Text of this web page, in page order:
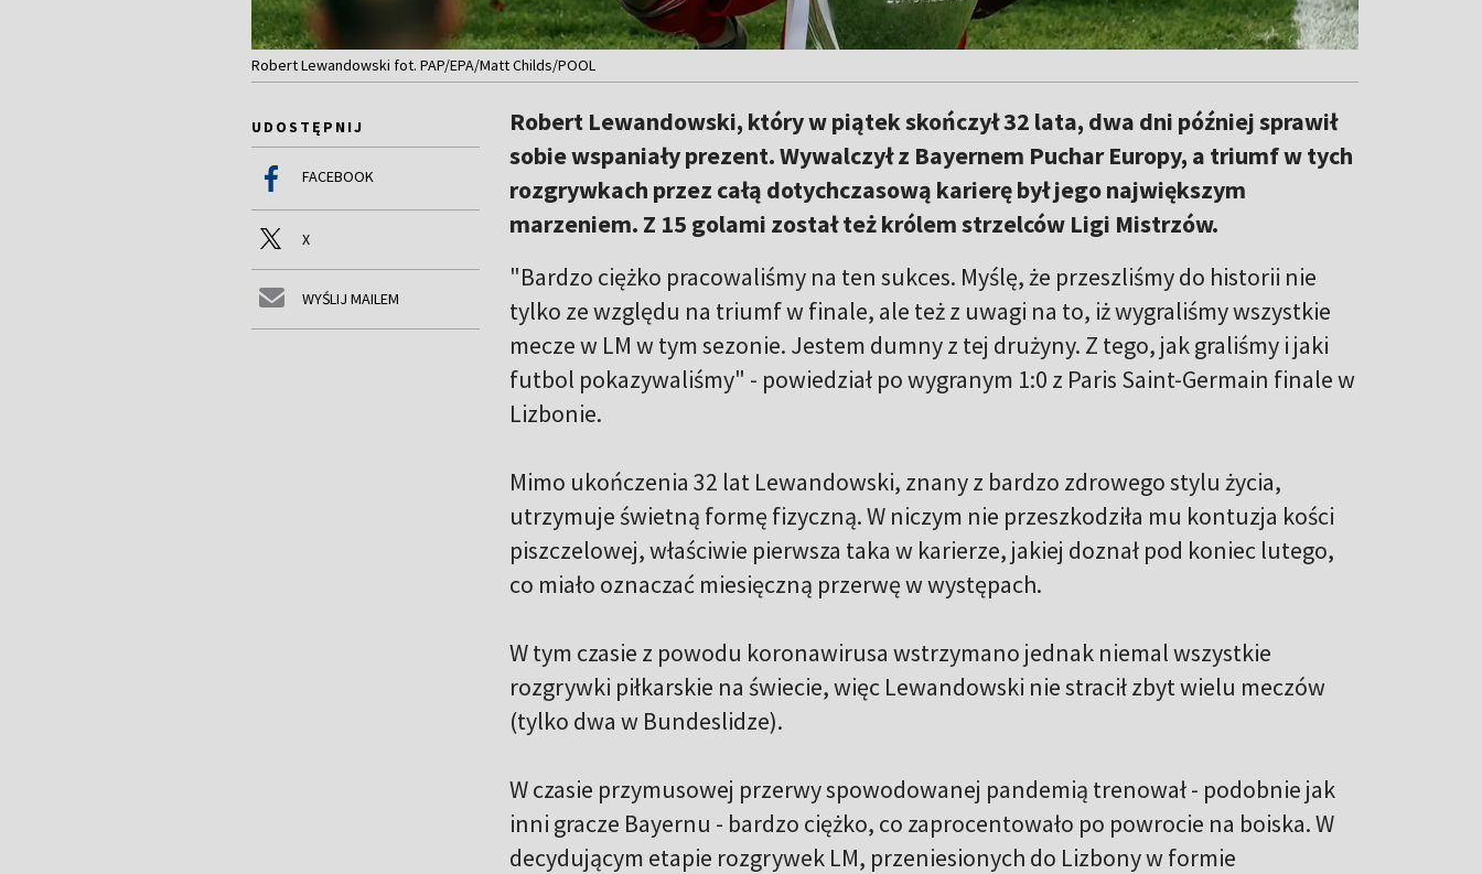
Robert Lewandowski fot. PAP/EPA/Matt Childs/POOL
UDOSTĘPNIJ
FACEBOOK
X
WYŚLIJ MAILEM
Robert Lewandowski, który w piątek skończył 32 lata, dwa dni później sprawił
sobie wspaniały prezent. Wywalczył z Bayernem Puchar Europy, a triumf w tych
rozgrywkach przez całą dotychczasową karierę był jego największym
marzeniem. Z 15 golami został też królem strzelców Ligi Mistrzów.
"Bardzo ciężko pracowaliśmy na ten sukces. Myślę, że przeszliśmy do historii nie
tylko ze względu na triumf w finale, ale też z uwagi na to, iż wygraliśmy wszystkie
mecze w LM w tym sezonie. Jestem dumny z tej drużyny. Z tego, jak graliśmy i jaki
futbol pokazywaliśmy" - powiedział po wygranym 1:0 z Paris Saint-Germain finale w
Lizbonie.
Mimo ukończenia 32 lat Lewandowski, znany z bardzo zdrowego stylu życia,
utrzymuje świetną formę fizyczną. W niczym nie przeszkodziła mu kontuzja kości
piszczelowej, właściwie pierwsza taka w karierze, jakiej doznał pod koniec lutego,
co miało oznaczać miesięczną przerwę w występach.
W tym czasie z powodu koronawirusa wstrzymano jednak niemal wszystkie
rozgrywki piłkarskie na świecie, więc Lewandowski nie stracił zbyt wielu meczów
(tylko dwa w Bundeslidze).
W czasie przymusowej przerwy spowodowanej pandemią trenował - podobnie jak
inni gracze Bayernu - bardzo ciężko, co zaprocentowało po powrocie na boiska. W
decydującym etapie rozgrywek LM, przeniesionych do Lizbony w formie